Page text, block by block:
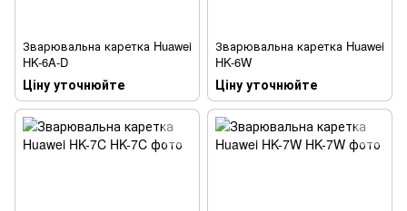
Зварювальна каретка Huawei
HK-6A-D
Ціну уточнюйте
Зварювальна каретка Huawei
HK-6W
Ціну уточнюйте